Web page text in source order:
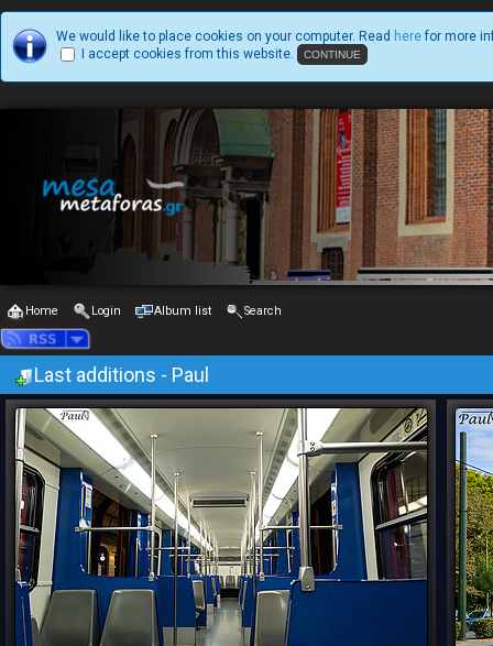
We would like to place cookies on your computer. Read here for more
I accept cookies from this website.
Home Login Album list Search
Last additions - Paul